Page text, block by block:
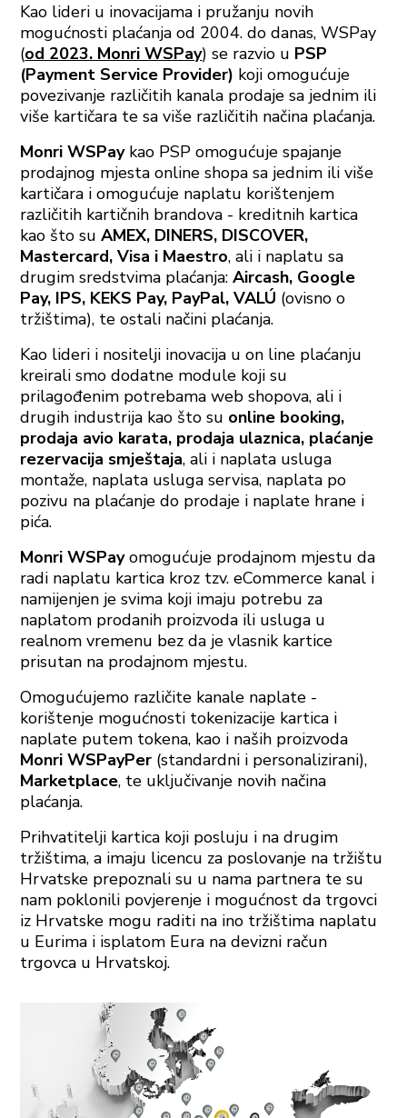
Kao lideri u inovacijama i pružanju novih
mogućnosti plaćanja od 2004. do danas, WSPay
(od 2023. Monri WSPay) se razvio u PSP
(Payment Service Provider) koji omogućuje
povezivanje različitih kanala prodaje sa jednim ili
više kartičara te sa više različitih načina plaćanja.
Monri WSPaykao PSP omogućuje spajanje
prodajnog mjesta online shopa sa jednim ili više
kartičara i omogućuje naplatu korištenjem
različitih kartičnih brandova - kreditnih kartica
kao što suAMEX, DINERS, DISCOVER,
Mastercard, Visa i Maestro, ali i naplatu sa
drugim sredstvima plaćanja:Aircash, Google
Pay, IPS, KEKS Pay, PayPal, VALÚ (ovisno o
tržištima), te ostali načini plaćanja.
Kao lideri i nositelji inovacija u on line plaćanju
kreirali smo dodatne module koji su
prilagođenim potrebama web shopova, ali i
drugih industrija kao što su online booking,
prodaja avio karata, prodaja ulaznica, plaćanje
rezervacija smještaja, ali i naplata usluga
montaže, naplata usluga servisa, naplata po
pozivu na plaćanje do prodaje i naplate hrane i
pića.
Monri WSPayomogućuje prodajnom mjestu da
radi naplatu kartica kroz tzv. eCommerce kanal i
namijenjen je svima koji imaju potrebu za
naplatom prodanih proizvoda ili usluga u
realnom vremenu bez da je vlasnik kartice
prisutan na prodajnom mjestu.
Omogućujemo različite kanale naplate -
korištenje mogućnosti tokenizacije kartica i
naplate putem tokena, kao i naših proizvoda
Monri WSPayPer (standardni i personalizirani),
Marketplace, te uključivanje novih načina
plaćanja.
Prihvatitelji kartica koji posluju i na drugim
tržištima, a imaju licencu za poslovanje na tržištu
Hrvatske prepoznali su u nama partnera te su
nam poklonili povjerenje i mogućnost da trgovci
iz Hrvatske mogu raditi na ino tržištima naplatu
u Eurima i isplatom Eura na devizni račun
trgovca u Hrvatskoj.